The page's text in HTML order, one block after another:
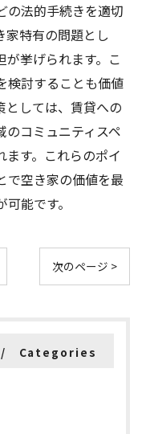
の法的手続きを適切
家特有の問題とし
挙げられます。こ
検討することも価値
としては、賃貸への
のコミュニティスペ
す。これらのポイ
で空き家の価値を最
能です。
次のページ >
Categories